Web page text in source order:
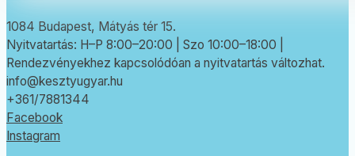
1084 Budapest, Mátyás tér 15.
Nyitvatartás: H–P 8:00–20:00 | Szo 10:00–18:00 |
Rendezvényekhez kapcsolódóan a nyitvatartás változhat.
info@kesztyugyar.hu
+361/7881344
Facebook
Instagram